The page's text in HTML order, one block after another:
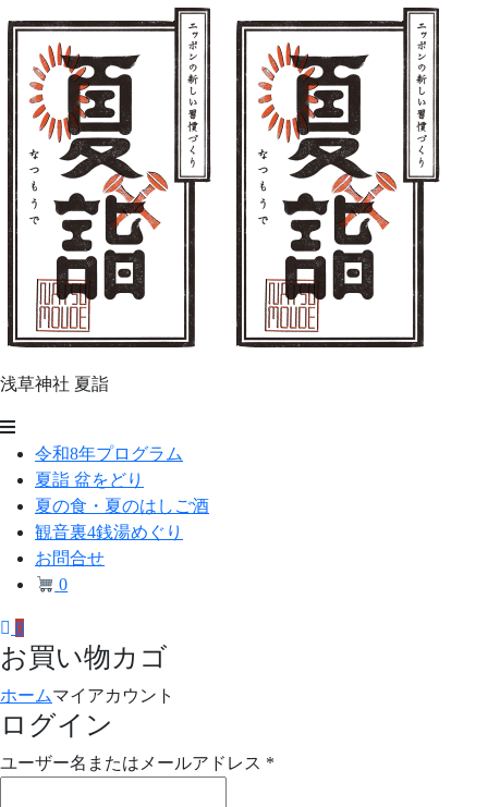
ン
ン
ツ
へ
ス
キ
プ
浅草神社 夏詣
浅
草
神
社
夏
詣
令和8年プログラム
夏詣 盆をどり
夏の食・夏のはしご酒
観音裏4銭湯めぐり
お問合せ
0
0
お買い物カゴ
ホームマイアカウント
ログイン
ユーザー名またはメールアドレス *